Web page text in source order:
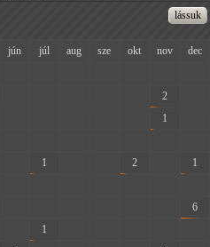
jún júl aug sze okt nov
dec
2
1
1 2
1
6
1